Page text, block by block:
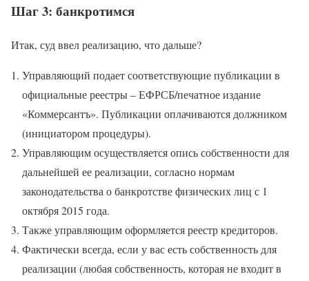
Шаг 3: банкротимся
Итак, суд ввел реализацию, что дальше?
Управляющий подает соответствующие публикации в
официальные реестры – ЕФРСБ/печатное издание
«Коммерсантъ». Публикации оплачиваются должником
(инициатором процедуры).
Управляющим осуществляется опись собственности для
дальнейшей ее реализации, согласно нормам
законодательства о банкротстве физических лиц с 1
октября 2015 года.
Также управляющим оформляется реестр кредиторов.
Фактически всегда, если у вас есть собственность для
реализации (любая собственность, которая не входит в